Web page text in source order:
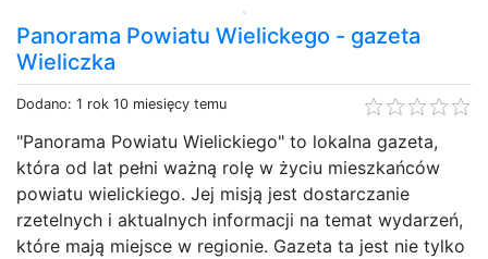
Panorama Powiatu Wielickego - gazeta
Wieliczka
Dodano: 1 rok 10 miesięcy temu
"Panorama Powiatu Wielickiego" to lokalna gazeta,
która od lat pełni ważną rolę w życiu mieszkańców
powiatu wielickiego. Jej misją jest dostarczanie
rzetelnych i aktualnych informacji na temat wydarzeń,
które mają miejsce w regionie. Gazeta ta jest nie tylko